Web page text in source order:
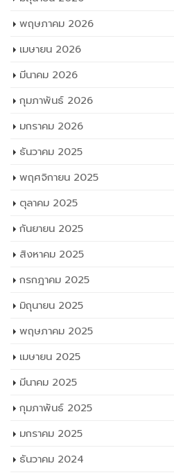
พฤษภาคม 2026
เมษายน 2026
มีนาคม 2026
กุมภาพันธ์ 2026
มกราคม 2026
ธันวาคม 2025
พฤศจิกายน 2025
ตุลาคม 2025
กันยายน 2025
สิงหาคม 2025
กรกฎาคม 2025
มิถุนายน 2025
พฤษภาคม 2025
เมษายน 2025
มีนาคม 2025
กุมภาพันธ์ 2025
มกราคม 2025
ธันวาคม 2024